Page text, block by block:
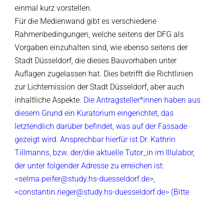
einmal kurz vorstellen.
Für die Medienwand gibt es verschiedene
Rahmenbedingungen, welche seitens der DFG als
Vorgaben einzuhalten sind, wie ebenso seitens der
Stadt Düsseldorf, die dieses Bauvorhaben unter
Auflagen zugelassen hat. Dies betrifft die Richtlinien
zur Lichtemission der Stadt Düsseldorf, aber auch
inhaltliche Aspekte. Die Antragsteller*innen haben aus
diesem Grund ein Kuratorium eingerichtet, das
letztendlich darüber befindet, was auf der Fassade
gezeigt wird. Ansprechbar hierfür ist Dr. Kathrin
Tillmanns, bzw. der/die aktuelle Tutor_in im Illulabor,
der unter folgender Adresse zu erreichen ist:
<selma.peifer@study.hs-duesseldorf.de>,
<constantin.rieger@study.hs-duesseldorf.de> (Bitte